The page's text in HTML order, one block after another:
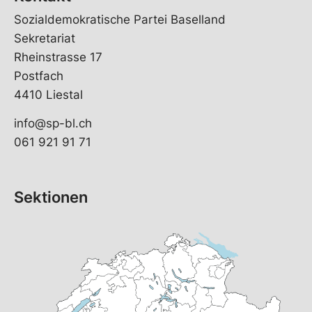
Sozialdemokratische Partei Baselland
Sekretariat
Rheinstrasse 17
Postfach
4410 Liestal
info@sp-bl.ch
061 921 91 71
Sektionen